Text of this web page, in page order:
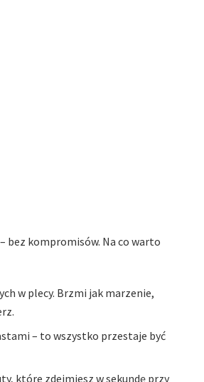
bez kompromisów. Na co warto
w plecy. Brzmi jak marzenie,
– to wszystko przestaje być
które zdejmiesz w sekundę przy